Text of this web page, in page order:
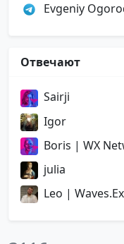
Evgeniy
Отвечают
Sairji
Igor
Boris | WX
julia
Leo |